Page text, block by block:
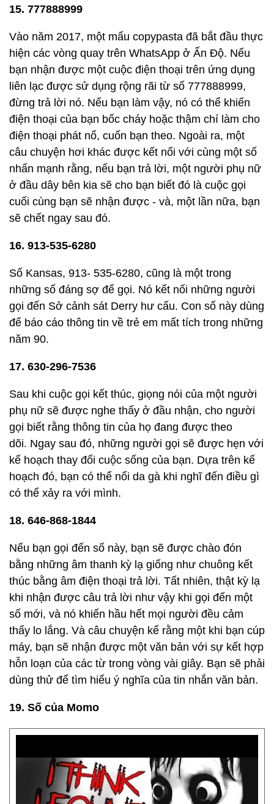
15. 777888999
Vào năm 2017, một mẩu copypasta đã bắt đầu thực
hiện các vòng quay trên WhatsApp ở Ấn Độ. Nếu
bạn nhận được một cuộc điện thoại trên ứng dụng
liên lạc được sử dụng rộng rãi từ số 777888999,
đừng trả lời nó. Nếu bạn làm vậy, nó có thể khiến
điện thoại của bạn bốc cháy hoặc thậm chí làm cho
điện thoại phát nổ, cuốn bạn theo. Ngoài ra, một
câu chuyện hơi khác được kết nối với cùng một số
nhấn mạnh rằng, nếu bạn trả lời, một người phụ nữ
ở đầu dây bên kia sẽ cho bạn biết đó là cuộc gọi
cuối cùng bạn sẽ nhận được - và, một lần nữa, bạn
sẽ chết ngay sau đó.
16. 913-535-6280
Số Kansas, 913- 535-6280, cũng là một trong
những số đáng sợ để gọi. Nó kết nối những người
gọi đến Sở cảnh sát Derry hư cấu. Con số này dùng
để báo cáo thông tin về trẻ em mất tích trong những
năm 90.
17. 630-296-7536
Sau khi cuộc gọi kết thúc, giọng nói của một người
phụ nữ sẽ được nghe thấy ở đầu nhận, cho người
gọi biết rằng thông tin của họ đang được theo
dõi. Ngay sau đó, những người gọi sẽ được hẹn với
kế hoạch thay đổi cuộc sống của bạn. Dựa trên kế
hoạch đó, bạn có thể nổi da gà khi nghĩ đến điều gì
có thể xảy ra với mình.
18. 646-868-1844
Nếu bạn gọi đến số này, bạn sẽ được chào đón
bằng những âm thanh kỳ lạ giống như chuông kết
thúc bằng âm điện thoại trả lời. Tất nhiên, thật kỳ lạ
khi nhận được câu trả lời như vậy khi gọi đến một
số mới, và nó khiến hầu hết mọi người đều cảm
thấy lo lắng. Và câu chuyện kể rằng một khi bạn cúp
máy, bạn sẽ nhận được một văn bản với sự kết hợp
hỗn loạn của các từ trong vòng vài giây. Bạn sẽ phải
dùng thử để tìm hiểu ý nghĩa của tin nhắn văn bản.
19. Số của Momo